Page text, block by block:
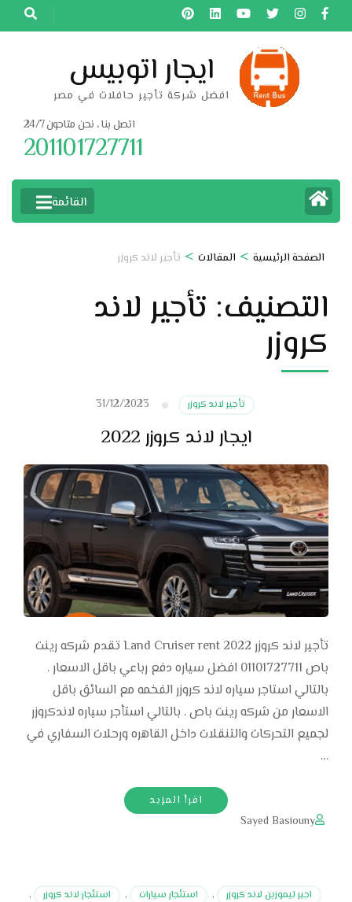
تخطى
إلى
ايجار اتوبيس
افضل شركة تأجير حافلات في مصر
اتصل بنا ، نحن متاحون 24/7
201101727711
القائمة
الصفحة الرئيسية > المقالات > تأجير لاند كروزر
التصنيف: تأجير لاند
كروزر
تأجير لاند كروزر 31/12/2023
ايجار لاند كروزر 2022
تأجير لاند كروزر Land Cruiser rent 2022 تقدم شركه رينت
باص 01101727711 افضل سياره دفع رباعي باقل الاسعار .
بالتالي استاجر سياره لاند كروزر الفخمه مع السائق باقل
الاسعار من شركه رينت باص . بالتالي استأجر سياره لاندكروزر
لجميع التحركات والتنقلات داخل القاهره ورحلات السفاري في
…
اقرأ المزيد
Sayed Basiouny
اجير ليموزين لاند كروزر , استئجار سيارات , استئجار لاند كروزر
,